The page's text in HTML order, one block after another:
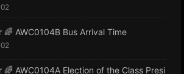
🌈 AWC0104B Bus Arrival Time
🌈 AWC0104A Election of the Class Presi